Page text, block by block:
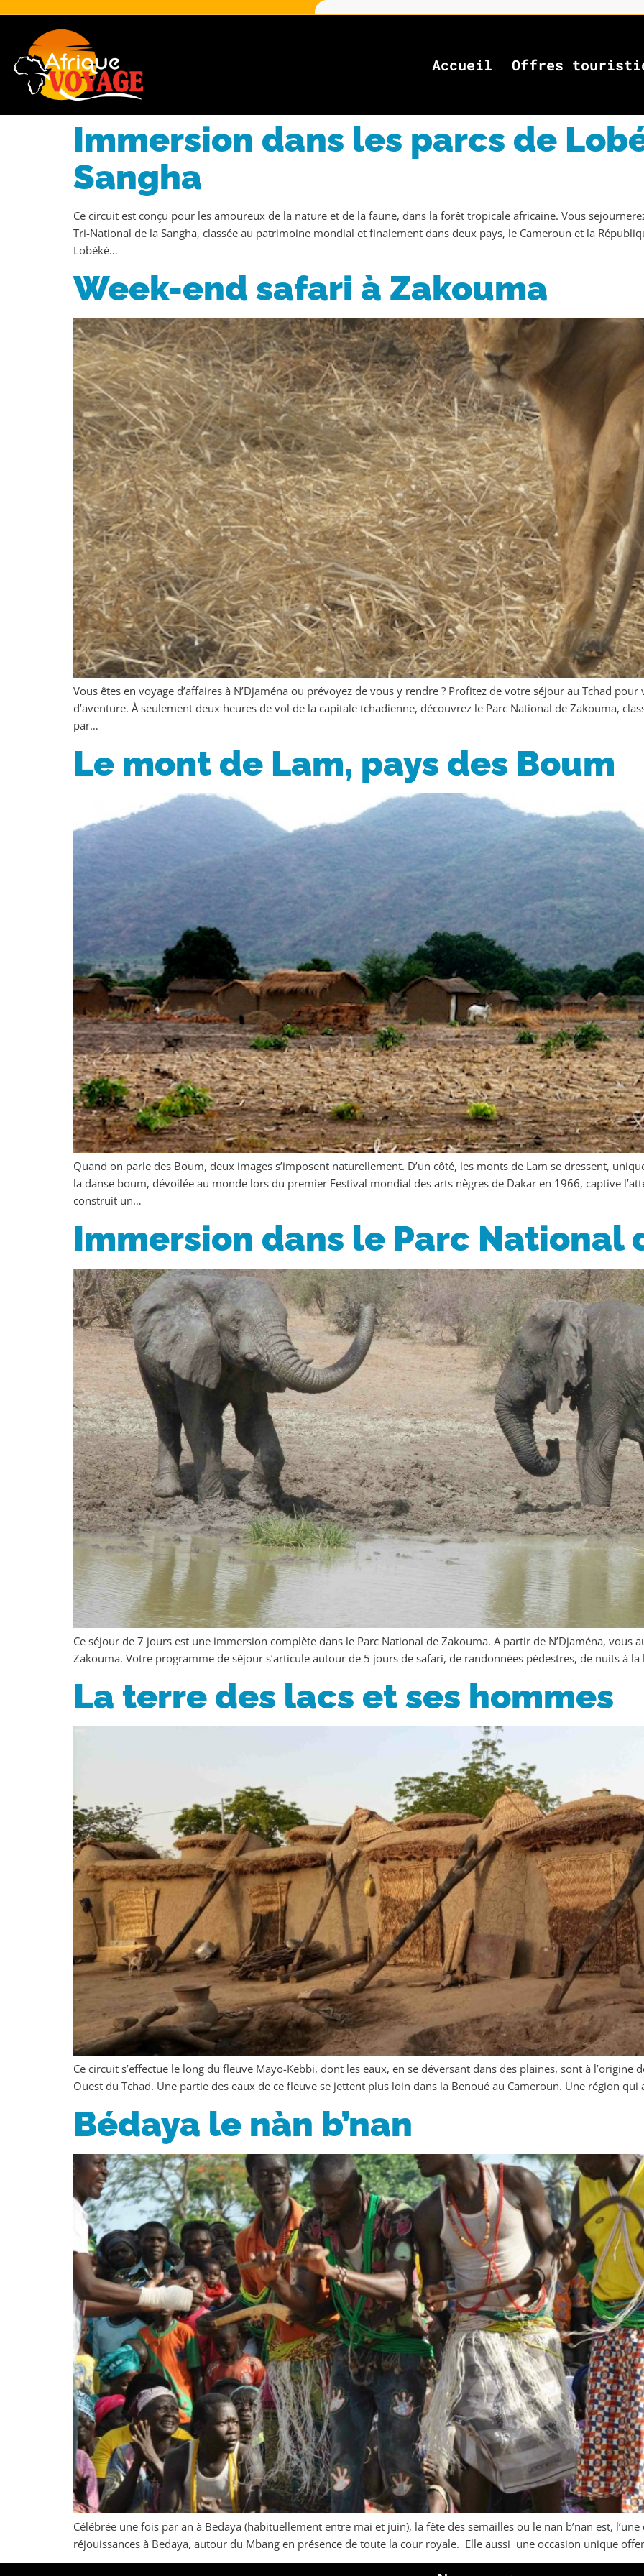
Accueil Offres
Immersion dans les parcs de
Sangha
Ce circuit est conçu pour les amoureux de la nature et de la faune, dans la forêt tropicale africaine. Vous
Tri-National de la Sangha, classée au patrimoine mondial et finalement dans deux pays, le Cameroun et la
Lobéké…
Week-end safari à Zakouma
Vous êtes en voyage d’affaires à N’Djaména ou prévoyez de vous y rendre ? Profitez de votre séjour au Tchad
d’aventure. À seulement deux heures de vol de la capitale tchadienne, découvrez le Parc National de Zakouma,
par…
Le mont de Lam, pays des Boum
Quand on parle des Boum, deux images s’imposent naturellement. D’un côté, les monts de Lam se dressent,
la danse boum, dévoilée au monde lors du premier Festival mondial des arts nègres de Dakar en 1966, captive
construit un…
Immersion dans le Parc National
Ce séjour de 7 jours est une immersion complète dans le Parc National de Zakouma. A partir de N’Djaména,
Zakouma. Votre programme de séjour s’articule autour de 5 jours de safari, de randonnées pédestres, de nuits à
La terre des lacs et ses hommes
Ce circuit s’effectue le long du fleuve Mayo-Kebbi, dont les eaux, en se déversant dans des plaines, sont à
Ouest du Tchad. Une partie des eaux de ce fleuve se jettent plus loin dans la Benoué au Cameroun. Une région
Bédaya le nàn b’nan
Célébrée une fois par an à Bedaya (habituellement entre mai et juin), la fête des semailles ou le nan b’nan est,
réjouissances à Bedaya, autour du Mbang en présence de toute la cour royale. Elle aussi une occasion unique